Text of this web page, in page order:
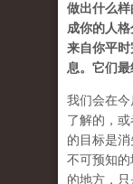
做出什么
成你的人
来自你平
息。它们最
我们会在
了解的，
的目标是
不可预知的
的地方，